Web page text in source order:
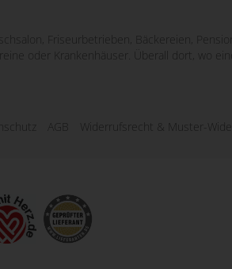
Friseurbetrieben, Bäckereien,
oder Krankenhäuser. Überall dort, wo
AGB Widerrufsrecht & Muster-